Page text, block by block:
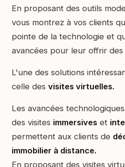
En proposant des outils
vous montrez à vos clients
pointe de la technologie et
avancées pour leur offrir des
L'une des solutions
celle des visites virtuelles.
Les avancées
des visites immersives et
permettent aux clients de
immobilier à distance.
En proposant des visites